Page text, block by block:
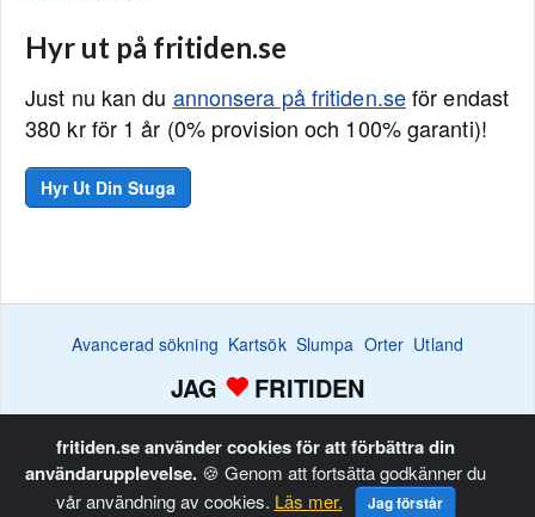
Hyr ut på fritiden.se
Just nu kan du annonsera på fritiden.seför endast
380 kr för 1 år (0% provision och 100% garanti)!
Hyr Ut Din Stuga
Avancerad sökning Kartsök Slumpa Orter Utland
JAG FRITIDEN
Copyright © Fritiden Sverige AB. Allt innehåll på fritiden.se är
upphovsrättligt skyddat.Privacy and Cookie Policy
fritiden.se använder cookies för att förbättra din
användarupplevelse. 🍪 Genom att fortsätta godkänner du
vår användning av cookies. Läs mer. Jag förstår